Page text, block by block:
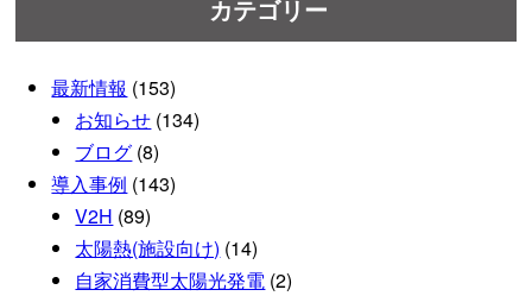
カテゴリー
最新情報 (153)
お知らせ (134)
ブログ (8)
導入事例 (143)
V2H (89)
太陽熱(施設向け) (14)
自家消費型太陽光発電 (2)